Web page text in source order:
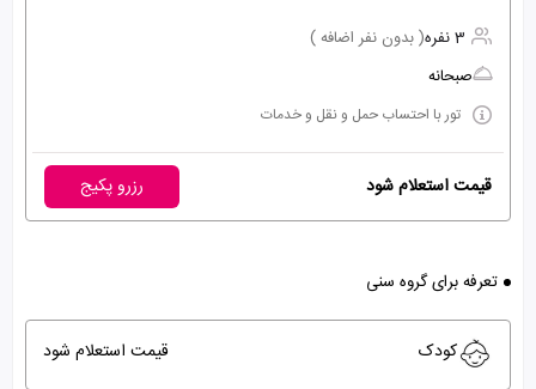
3 نفره
( بدون نفر اضافه )
صبحانه
تور با احتساب حمل و نقل و خدمات
قیمت استعلام شود رزرو پکیج
تعرفه برای گروه سنی
کودک قیمت استعلام شود